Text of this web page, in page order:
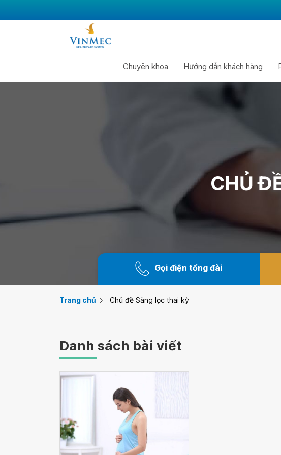
Chuyên khoa Hướng dẫn khách hàng
CHỦ
Gọi điện tổng đài
Trang chủ Chủ đề Sàng lọc thai kỳ
Danh sách bài viết